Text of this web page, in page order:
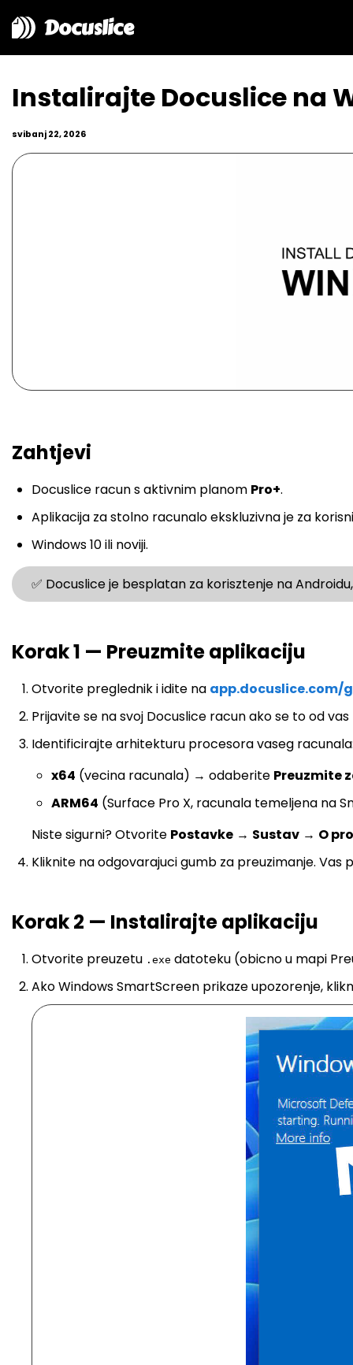
Docuslice
Instalirajte Docuslice na
svibanj 22, 2026
Zahtjevi
Docuslice racun s aktivnim planom Pro+.
Aplikacija za stolno racunalo ekskluzivna je za
Windows 10 ili noviji.
✅ Docuslice je besplatan za korisztenje na
Korak 1 — Preuzmite aplikaciju
Otvorite preglednik i idite na app.docuslice.com/
Prijavite se na svoj Docuslice racun ako se to od vas
Identificirajte arhitekturu procesora vaseg
x64 (vecina racunala) → odaberite Preuzmite
ARM64 (Surface Pro X, racunala temeljena na
Niste sigurni? Otvorite Postavke → Sustav → O
Kliknite na odgovarajuci gumb za preuzimanje.
Korak 2 — Instalirajte aplikaciju
Otvorite preuzetu .exe datoteku (obicno u mapi
Ako Windows SmartScreen prikaze upozorenje,